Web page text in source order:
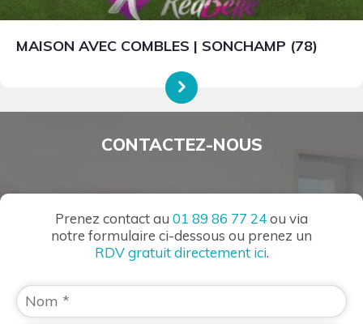
MAISON AVEC COMBLES | SONCHAMP (78)
CONTACTEZ-NOUS
Prenez contact au 01 89 86 77 24ou via
notre formulaire ci-dessous ou prenez un
RDV gratuit directement ici.